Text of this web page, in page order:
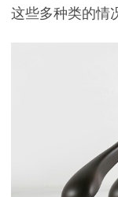
这些多种类的情